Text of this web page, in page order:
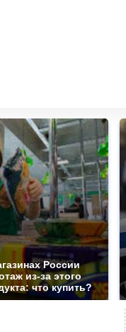
России
из-за этого
что купить?